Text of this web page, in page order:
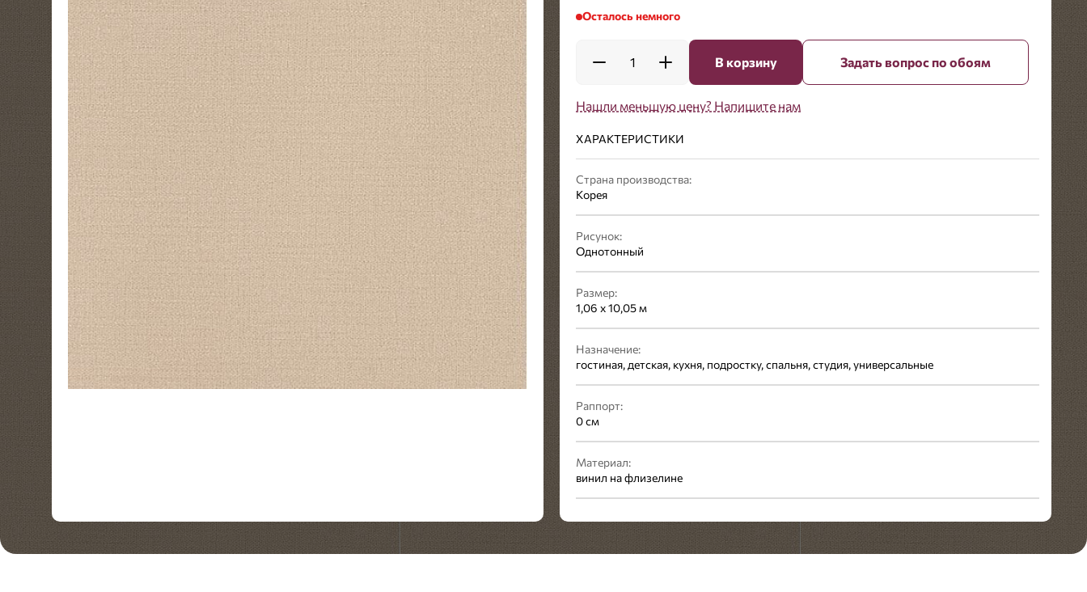
Осталось немного
1 В корзину Задать вопрос по обоям
Нашли меньшую цену? Напишите нам
ХАРАКТЕРИСТИКИ
Страна производства:
Корея
Рисунок:
Однотонный
Размер:
1,06 x 10,05 м
Назначение:
гостиная, детская, кухня, подростку, спальня, студия, универсальные
Раппорт:
0 см
Материал:
винил на флизелине
Стиль:
Современный